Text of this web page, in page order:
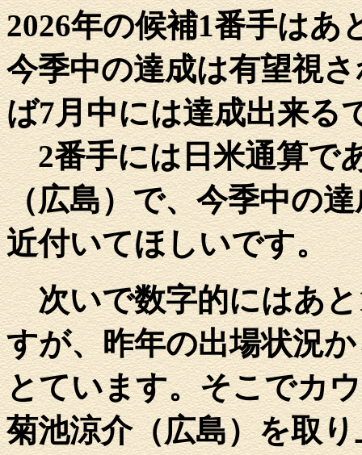
2026年の候補1番手はあ
今季中の達成は有望視
ば7月中には達成出来る
2番手には日米通算で
（広島）で、今季中の
近付いてほしいです。
次いで数字的にはあと
すが、昨年の出場状況
とています。そこでカ
菊池涼介（広島）を取